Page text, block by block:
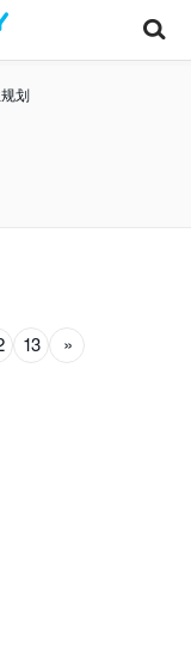
划
13 »